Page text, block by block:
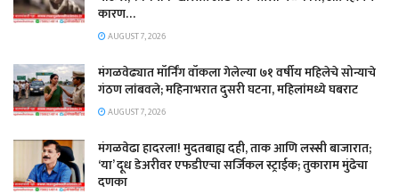
कारण…
AUGUST 7, 2026
मंगळवेढ्यात मॉर्निंग वॉकला गेलेल्या ७१ वर्षीय महिलेचे सोन्याचे
गंठण लांबवले; महिनाभरात दुसरी घटना, महिलांमध्ये घबराट
AUGUST 7, 2026
​मंगळवेढा हादरला! मुदतबाह्य दही, ताक आणि लस्सी बाजारात;
‘या’ दूध डेअरीवर एफडीएचा सर्जिकल स्ट्राईक; ​तुकाराम मुंढेचा
दणका